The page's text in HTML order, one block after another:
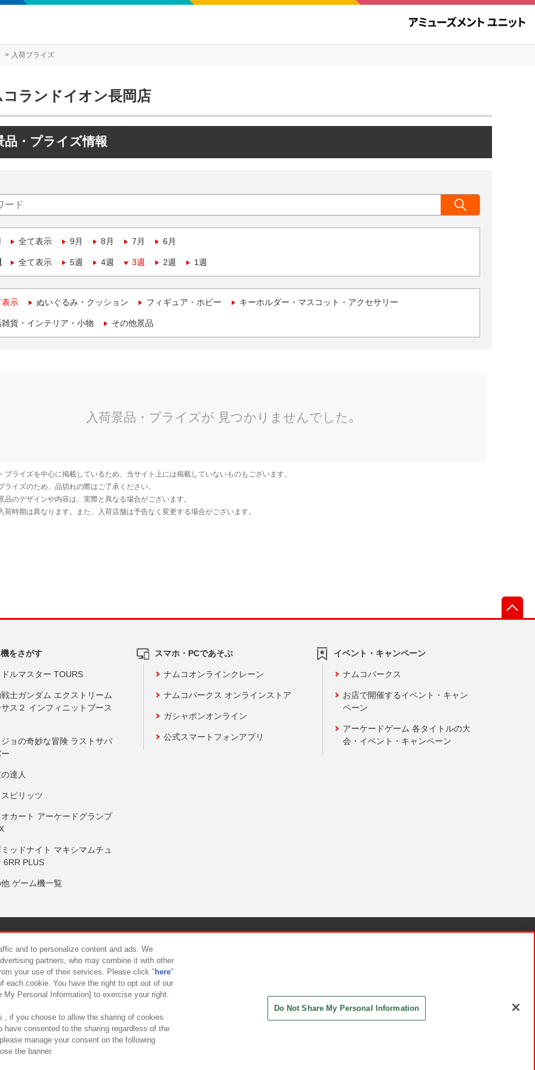
入荷プライズ
ランドイオン長岡店
品・プライズ情報
全て表示 9月 8月 7月 6月
全て表示 5週 4週 3週 2週 1週
表示 ぬいぐるみ・クッション フィギュア・ホビー キーホルダー・マスコット・アクセサリー
貨・インテリア・小物 その他景品
をさがす
ルマスター TOURS
士ガンダム エクストリーム
ス２ インフィニットブース
ョの奇妙な冒険 ラストサバ
達人
ピリッツ
カート アーケードグランプ
ッドナイト マキシマムチュ
6RR PLUS
ゲーム機一覧
スマホ・PCであそぶ
ナムコオンラインクレーン
ナムコパークス オンラインストア
ガシャポンオンライン
公式スマートフォンアプリ
イベント・キャンペーン
ナムコパークス
お店で開催するイベント・キャン
ペーン
アーケードゲーム 各タイトルの大
会・イベント・キャンペーン
について カスタマーハラスメント対応方針
and to personalize content and ads. We
partners, who may combine it with other
your use of their services. Please click " here"
each cookie. You have the right to opt out of our
Personal Information] to exercise your right.
, if you choose to allow the sharing of cookies
have consented to the sharing regardless of the
manage your consent on the following
the banner.
Do Not Share My Personal Information